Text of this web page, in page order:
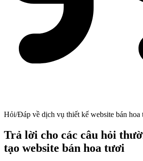
Hỏi/Đáp về dịch vụ thiết kế website bán hoa
Trả lời cho các câu hỏi
tạo website bán hoa tươi